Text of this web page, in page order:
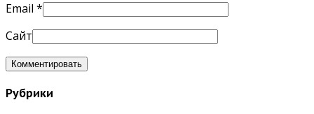
Email *
Сайт
Рубрики